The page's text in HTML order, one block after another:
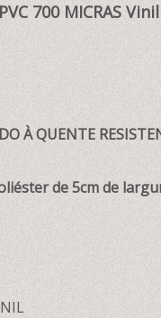
700 MICRAS
À QUENTE
de 5cm de